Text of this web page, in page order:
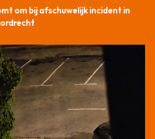
om bij afschuwelijk incident in